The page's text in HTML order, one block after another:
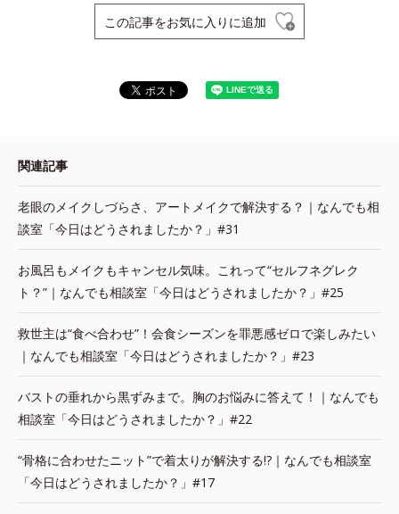
この記事をお気に入りに追加
関連記事
老眼のメイクしづらさ、アートメイクで解決する？｜なんでも相
談室「今日はどうされましたか？」#31
お風呂もメイクもキャンセル気味。これって“セルフネグレク
ト？”｜なんでも相談室「今日はどうされましたか？」#25
救世主は“食べ合わせ”！会食シーズンを罪悪感ゼロで楽しみたい
｜なんでも相談室「今日はどうされましたか？」#23
バストの垂れから黒ずみまで。胸のお悩みに答えて！｜なんでも
相談室「今日はどうされましたか？」#22
“骨格に合わせたニット”で着太りが解決する!?｜なんでも相談室
「今日はどうされましたか？」#17